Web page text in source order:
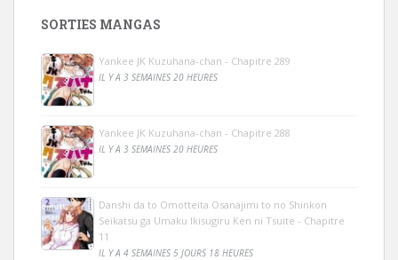
SORTIES MANGAS
Yankee JK Kuzuhana-chan - Chapitre 289
IL Y A 3 SEMAINES 20 HEURES
Yankee JK Kuzuhana-chan - Chapitre 288
IL Y A 3 SEMAINES 20 HEURES
Danshi da to Omotteita Osanajimi to no Shinkon
Seikatsu ga Umaku Ikisugiru Ken ni Tsuite - Chapitre
11
IL Y A 4 SEMAINES 5 JOURS 18 HEURES